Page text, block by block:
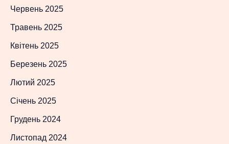
Червень 2025
Травень 2025
Квітень 2025
Березень 2025
Лютий 2025
Січень 2025
Грудень 2024
Листопад 2024